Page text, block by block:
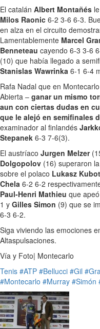
El catalán Albert Montañés
Milos Raonic 6-2 3-6 6-3.
en alza en el circuito
Lamentablemente Marcel
Benneteau cayendo 6-3 3-6
(10) que había llegado a
Stanislas Wawrinka 6-1 6-4
Rafa Nadal que en
Abierta – ganar un mismo
aun con ciertas dudas en
que le alejó en semifinales
examinador al finlandés
Stepanek 6-3 7-6(3).
El austríaco Jurgen Melzer
Dolgopolov (16) superaron
sobre el polaco Lukasz Kubot
Chela 6-2 6-2
Paul-Henri Mathieu que
1 y Gilles Simon (9) que se
6-3 6-2.
Siga viviendo las emociones
Altaspulsaciones.
Vía y Foto| Montecarlo
Tenis #ATP #Bellucci #Gil
#Montecarlo #Murray #Simón